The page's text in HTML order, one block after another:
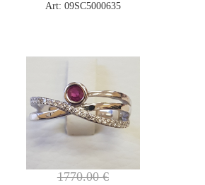
Art: 09SC5000635
1770.00€